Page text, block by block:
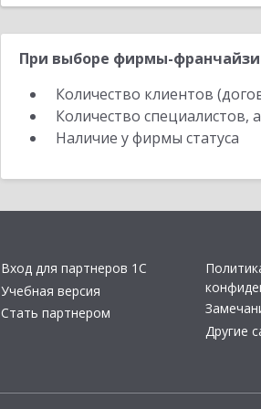
При выборе фирмы-франчайзи
Количество клиентов
Количество специалистов,
Наличие у фирмы статуса
Вход для партнеров 1С
Учебная версия
Стать партнером
Другие